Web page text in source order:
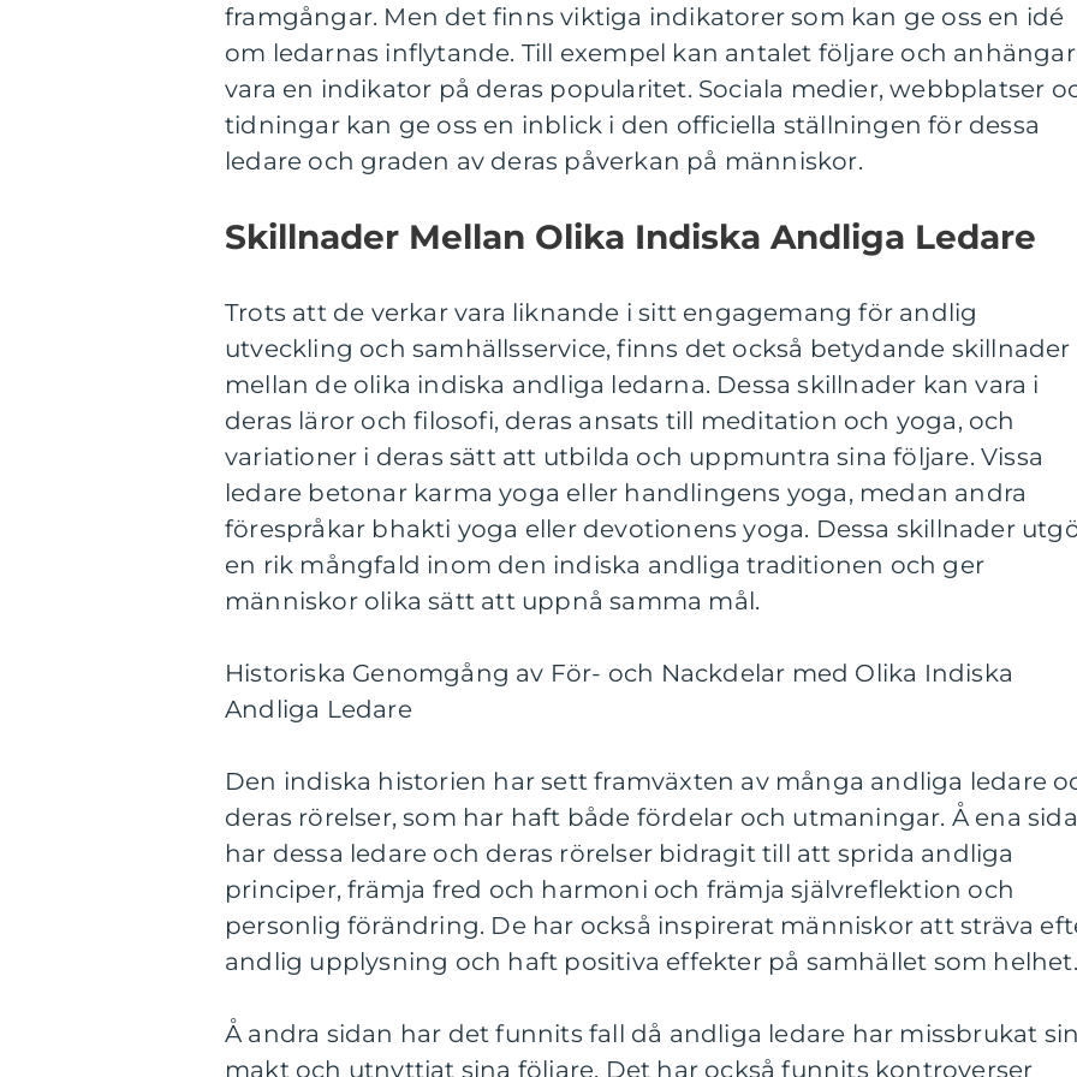
framgångar. Men det finns viktiga indikatorer som kan ge oss en idé
om ledarnas inflytande. Till exempel kan antalet följare och
vara en indikator på deras popularitet. Sociala medier, webbplatser
tidningar kan ge oss en inblick i den officiella ställningen för dessa
ledare och graden av deras påverkan på människor.
Skillnader Mellan Olika Indiska Andliga Ledare
Trots att de verkar vara liknande i sitt engagemang för andlig
utveckling och samhällsservice, finns det också betydande skillnader
mellan de olika indiska andliga ledarna. Dessa skillnader kan vara i
deras läror och filosofi, deras ansats till meditation och yoga, och
variationer i deras sätt att utbilda och uppmuntra sina följare. Vissa
ledare betonar karma yoga eller handlingens yoga, medan andra
förespråkar bhakti yoga eller devotionens yoga. Dessa skillnader
en rik mångfald inom den indiska andliga traditionen och ger
människor olika sätt att uppnå samma mål.
Historiska Genomgång av För- och Nackdelar med Olika Indiska
Andliga Ledare
Den indiska historien har sett framväxten av många andliga ledare
deras rörelser, som har haft både fördelar och utmaningar. Å ena
har dessa ledare och deras rörelser bidragit till att sprida andliga
principer, främja fred och harmoni och främja självreflektion och
personlig förändring. De har också inspirerat människor att sträva
andlig upplysning och haft positiva effekter på samhället som helhet.
Å andra sidan har det funnits fall då andliga ledare har missbrukat sin
makt och utnyttjat sina följare. Det har också funnits kontroverser